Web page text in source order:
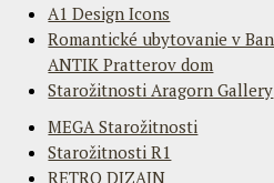
A1 Design Icons
Romantické ubytovanie v
ANTIK Pratterov dom
Starožitnosti Aragorn Gallery
MEGA Starožitnosti
Starožitnosti R1
RETRO DIZAJN